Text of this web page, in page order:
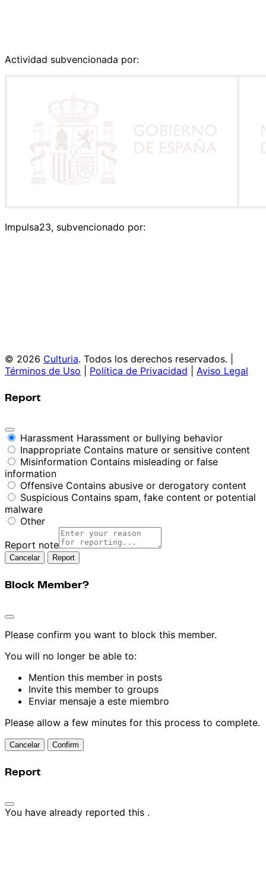
Actividad subvencionada por:
Impulsa23, subvencionado por:
© 2026 Culturia. Todos los derechos reservados. |
Términos de Uso
Política de Privacidad Aviso Legal
Report
Harassment Harassment or bullying behavior
Inappropriate Contains mature or sensitive content
Misinformation Contains misleading or false
information
Offensive Contains abusive or derogatory content
Suspicious Contains spam, fake content or potential
malware
Other
Report note
Report
Block Member?
Please confirm you want to block this member.
You will no longer be able to:
Mention this member in posts
Invite this member to groups
Enviar mensaje a este miembro
Please allow a few minutes for this process to complete.
Confirm
Report
You have already reported this .